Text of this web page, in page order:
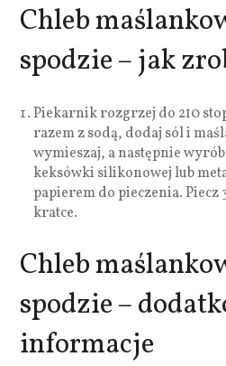
Chleb
spodzie – jak
Piekarnik rozgrzej do 210
razem z sodą, dodaj sól i
wymieszaj, a następnie wyrób
keksówki silikonowej lub
papierem do pieczenia.
kratce.
Chleb
spodzie –
informacje